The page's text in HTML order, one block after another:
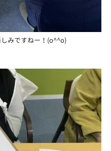
ですねー！(o^^o)